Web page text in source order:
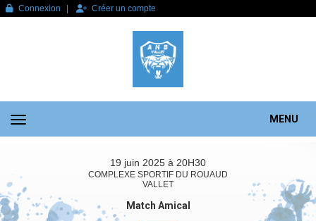
Connexion Créer un compte
MENU
19 juin 2025 à 20H30
COMPLEXE SPORTIF DU ROUAUD
VALLET
Match Amical
Panneau de gestion des cookies